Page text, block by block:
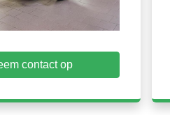
contact op